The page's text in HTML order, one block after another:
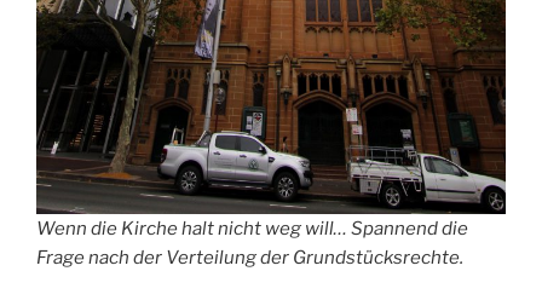
Wenn die Kirche halt nicht weg will… Spannend die
Frage nach der Verteilung der Grundstücksrechte.